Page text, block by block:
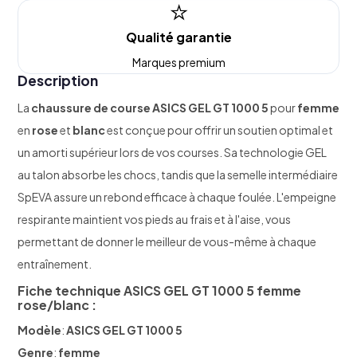
⭐
Qualité garantie
Marques premium
Description
La chaussure de courseASICS GEL GT 1000 5pourfemme
en roseet blancest conçue pour offrir un soutien optimal et
un amorti supérieur lors de vos courses. Sa technologie GEL
au talon absorbe les chocs, tandis que la semelle intermédiaire
SpEVA assure un rebond efficace à chaque foulée. L'empeigne
respirante maintient vos pieds au frais et à l'aise, vous
permettant de donner le meilleur de vous-même à chaque
entraînement.
Fiche technique ASICS GEL GT 1000 5 femme
rose/blanc:
Modèle:ASICS GEL GT 1000 5
Genre: femme